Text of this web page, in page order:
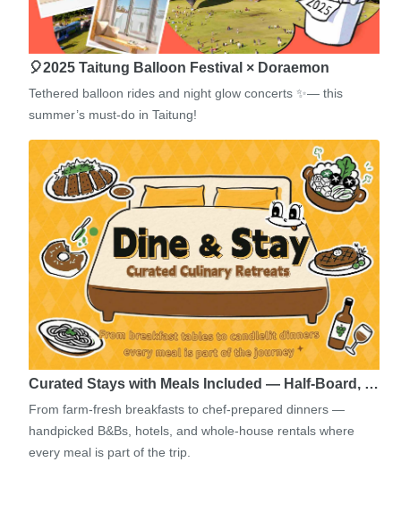
🎈2025 Taitung Balloon Festival × Doraemon
Tethered balloon rides and night glow concerts ✨— this
summer’s must-do in Taitung!
Curated Stays with Meals Included — Half-Board, …
From farm-fresh breakfasts to chef-prepared dinners —
handpicked B&Bs, hotels, and whole-house rentals where
every meal is part of the trip.